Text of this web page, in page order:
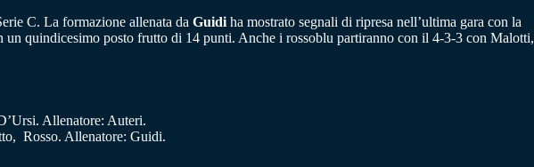
C. La formazione allenata da Guidi ha mostrato segnali di ripresa nell’ultima gara con la
quindicesimo posto frutto di 14 punti. Anche i rossoblu partiranno con il 4-3-3 con Malotti,
Allenatore: Auteri.
Rosso. Allenatore: Guidi.